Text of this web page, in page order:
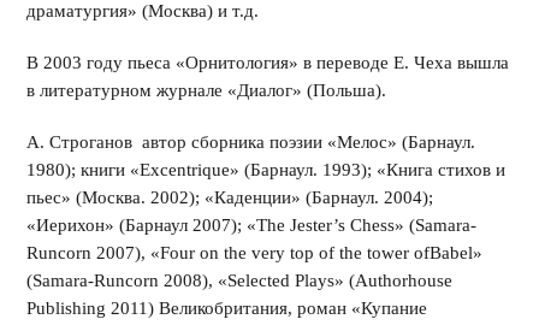
драматургия» (Москва) и т.д.
В 2003 году пьеса «Орнитология» в переводе Е. Чеха вышла
в литературном журнале «Диалог» (Польша).
А. Строганов автор сборника поэзии «Мелос» (Барнаул.
1980); книги «Excentrique» (Барнаул. 1993); «Книга стихов и
пьес» (Москва. 2002); «Каденции» (Барнаул. 2004);
«Иерихон» (Барнаул 2007); «The Jester’s Chess» (Samara-
Runcorn 2007), «Four оn the very top of the tower ofBabel»
(Samara-Runcorn 2008), «Selected Plays» (Authorhouse
Publishing 2011) Великобритания, роман «Купание